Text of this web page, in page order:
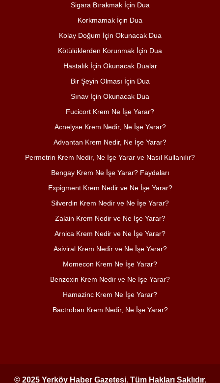
Sigara Bırakmak İçin Dua
Korkmamak İçin Dua
Kolay Doğum İçin Okunacak Dua
Kötülüklerden Korunmak İçin Dua
Hastalık İçin Okunacak Dualar
Bir Şeyin Olması İçin Dua
Sınav İçin Okunacak Dua
Fucicort Krem Ne İşe Yarar?
Acnelyse Krem Nedir, Ne İşe Yarar?
Advantan Krem Nedir, Ne İşe Yarar?
Permetrin Krem Nedir, Ne İşe Yarar ve Nasıl Kullanılır?
Bengay Krem Ne İşe Yarar? Faydaları
Expigment Krem Nedir ve Ne İşe Yarar?
Silverdin Krem Nedir ve Ne İşe Yarar?
Zalain Krem Nedir ve Ne İşe Yarar?
Arnica Krem Nedir ve Ne İşe Yarar?
Asiviral Krem Nedir ve Ne İşe Yarar?
Momecon Krem Ne İşe Yarar?
Benzoxin Krem Nedir ve Ne İşe Yarar?
Hamazinc Krem Ne İşe Yarar?
Bactroban Krem Nedir, Ne İşe Yarar?
© 2025 Yerköy Haber Gazetesi. Tüm Hakları Saklıdır.